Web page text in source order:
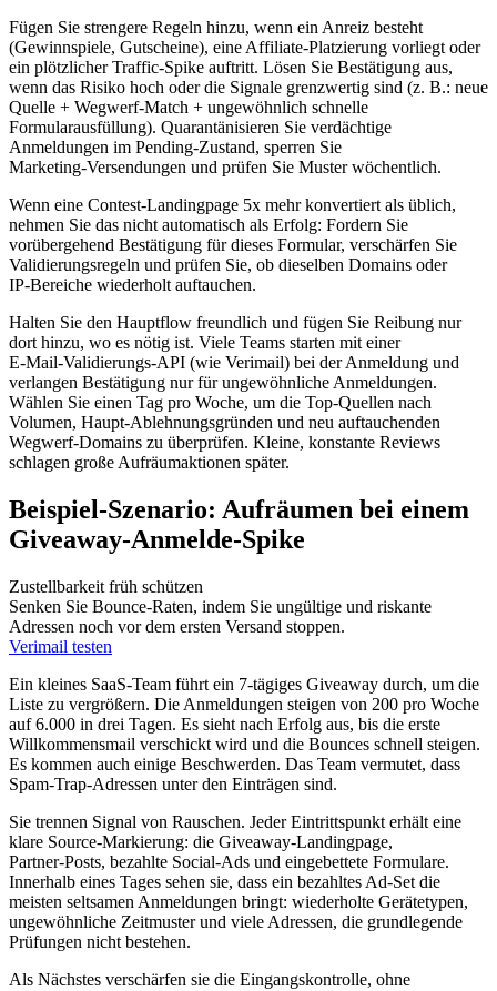
Fügen Sie strengere Regeln hinzu, wenn ein Anreiz besteht
(Gewinnspiele, Gutscheine), eine Affiliate‑Platzierung vorliegt oder
ein plötzlicher Traffic‑Spike auftritt. Lösen Sie Bestätigung aus,
wenn das Risiko hoch oder die Signale grenzwertig sind (z. B.: neue
Quelle + Wegwerf‑Match + ungewöhnlich schnelle
Formularausfüllung). Quarantänisieren Sie verdächtige
Anmeldungen im Pending‑Zustand, sperren Sie
Marketing‑Versendungen und prüfen Sie Muster wöchentlich.
Wenn eine Contest‑Landingpage 5x mehr konvertiert als üblich,
nehmen Sie das nicht automatisch als Erfolg: Fordern Sie
vorübergehend Bestätigung für dieses Formular, verschärfen Sie
Validierungsregeln und prüfen Sie, ob dieselben Domains oder
IP‑Bereiche wiederholt auftauchen.
Halten Sie den Hauptflow freundlich und fügen Sie Reibung nur
dort hinzu, wo es nötig ist. Viele Teams starten mit einer
E‑Mail‑Validierungs‑API (wie Verimail) bei der Anmeldung und
verlangen Bestätigung nur für ungewöhnliche Anmeldungen.
Wählen Sie einen Tag pro Woche, um die Top‑Quellen nach
Volumen, Haupt‑Ablehnungsgründen und neu auftauchenden
Wegwerf‑Domains zu überprüfen. Kleine, konstante Reviews
schlagen große Aufräumaktionen später.
Beispiel‑Szenario: Aufräumen bei einem
Giveaway‑Anmelde‑Spike
Zustellbarkeit früh schützen
Senken Sie Bounce‑Raten, indem Sie ungültige und riskante
Adressen noch vor dem ersten Versand stoppen.
Verimail testen
Ein kleines SaaS‑Team führt ein 7‑tägiges Giveaway durch, um die
Liste zu vergrößern. Die Anmeldungen steigen von 200 pro Woche
auf 6.000 in drei Tagen. Es sieht nach Erfolg aus, bis die erste
Willkommensmail verschickt wird und die Bounces schnell steigen.
Es kommen auch einige Beschwerden. Das Team vermutet, dass
Spam‑Trap‑Adressen unter den Einträgen sind.
Sie trennen Signal von Rauschen. Jeder Eintrittspunkt erhält eine
klare Source‑Markierung: die Giveaway‑Landingpage,
Partner‑Posts, bezahlte Social‑Ads und eingebettete Formulare.
Innerhalb eines Tages sehen sie, dass ein bezahltes Ad‑Set die
meisten seltsamen Anmeldungen bringt: wiederholte Gerätetypen,
ungewöhnliche Zeitmuster und viele Adressen, die grundlegende
Prüfungen nicht bestehen.
Als Nächstes verschärfen sie die Eingangskontrolle, ohne